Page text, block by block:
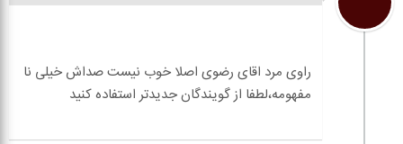
راوی مرد اقای رضوی اصلا خوب نیست صداش خیلی نا